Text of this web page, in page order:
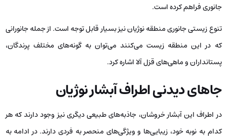
جانوری فراهم کرده است.
تنوع زیستی جانوری منطقه نوژیان نیز بسیار قابل توجه است. از جمله جانورانی
که در این منطقه زیست می‌کنند می‌توان به گونه‌های مختلف پرندگان،
پستانداران و ماهی‌های قزل آلا اشاره کرد.
جاهای دیدنی اطراف آبشار نوژیان
در اطراف این آبشار خروشان، جاذبه‌های طبیعی دیگری نیز وجود دارند که هر
کدام به نوبه خود، زیبایی‌ها و ویژگی‌های منحصر به فردی دارند. در ادامه به